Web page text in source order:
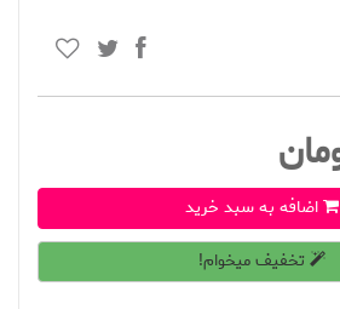
اضافه به سبد خرید
تخفیف میخوام!